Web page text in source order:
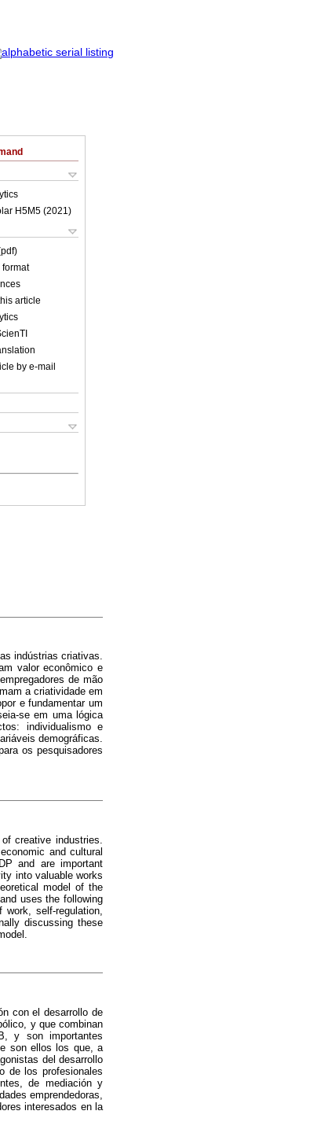
H5M5 (2021)
format
article
by e-mail
indústrias criativas.
valor econômico e
de mão
a criatividade em
e fundamentar um
se em uma lógica
individualismo e
demográficas.
os pesquisadores
creative industries.
and cultural
and are important
into valuable works
model of the
uses the following
self-regulation,
discussing these
con el desarrollo de
y que combinan
y son importantes
son ellos los que, a
del desarrollo
de los profesionales
de mediación y
emprendedoras,
interesados en la